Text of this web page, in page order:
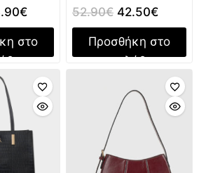
€
στο
52.90€ 42.50€
Προσθήκη στο
καλάθι